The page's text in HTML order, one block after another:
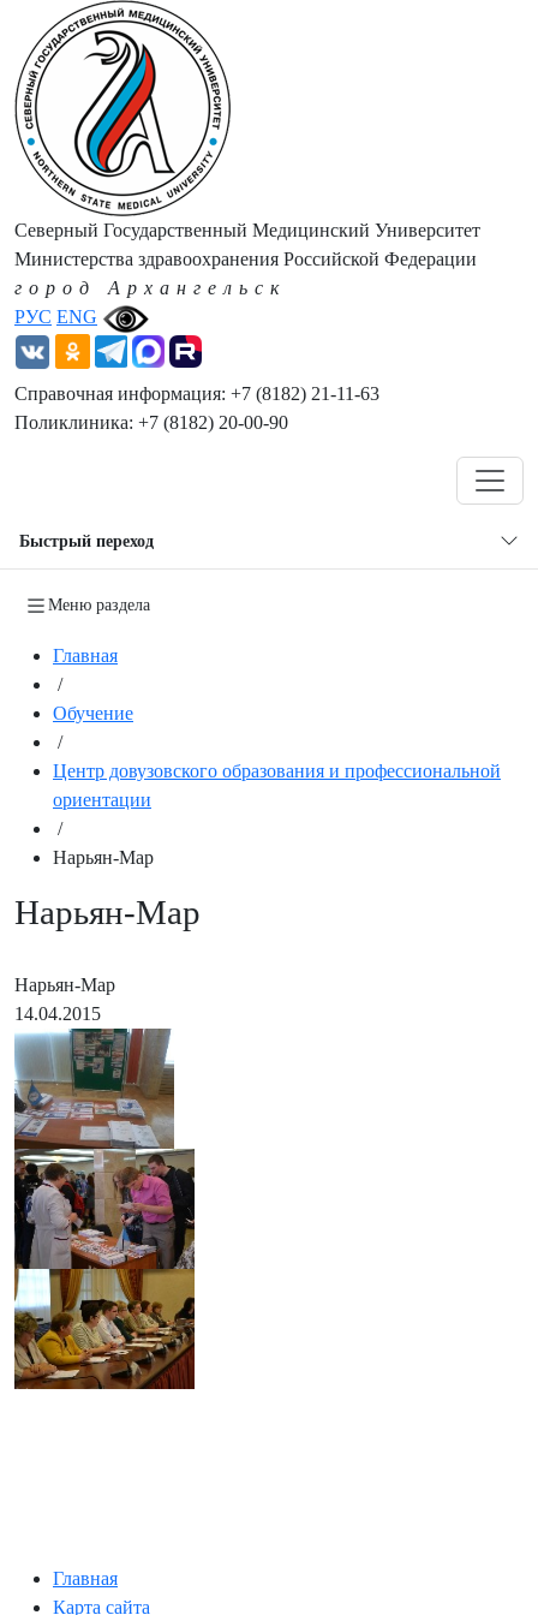
РУС ENG
Северный Государственный Медицинский Университет
Министерства здравоохранения Российской Федерации
город Архангельск
Справочная информация: +7 (8182) 21-11-63
Поликлиника: +7 (8182) 20-00-90
Быстрый переход
Меню раздела
Главная
/
Обучение
/
Центр довузовского образования и профессиональной
ориентации
/
Нарьян-Мар
Нарьян-Мар
Нарьян-Мар
14.04.2015
Главная
Карта сайта